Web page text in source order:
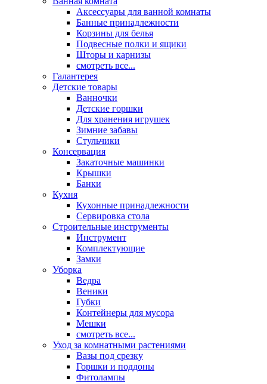
Аксессуары для ванной комнаты
Банные принадлежности
Корзины для белья
Подвесные полки и ящики
Шторы и карнизы
смотреть все...
Галантерея
Детские товары
Ванночки
Детские горшки
Для хранения игрушек
Зимние забавы
Стульчики
Консервация
Закаточные машинки
Крышки
Банки
Кухня
Кухонные принадлежности
Сервировка стола
Строительные инструменты
Инструмент
Комплектующие
Замки
Уборка
Ведра
Веники
Губки
Контейнеры для мусора
Мешки
смотреть все...
Уход за комнатными растениями
Вазы под срезку
Горшки и поддоны
Фитолампы